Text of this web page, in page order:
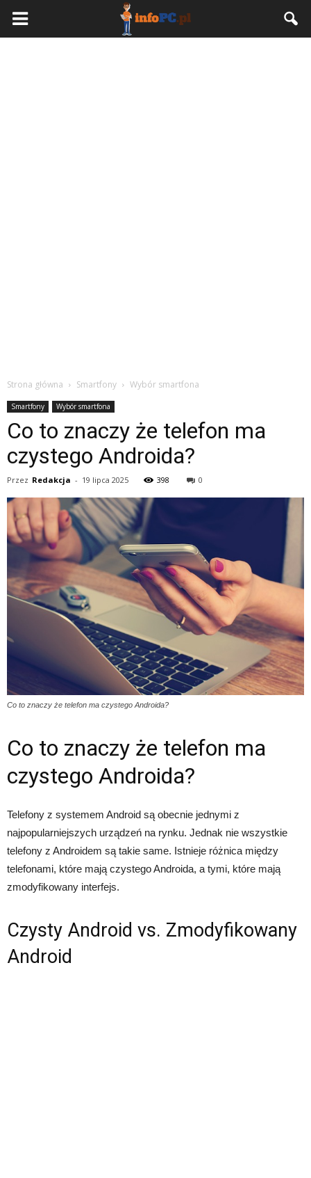
Strona główna Smartfony Wybór smartfona
Smartfony Wybór smartfona
Co to znaczy że telefon ma
czystego Androida?
Przez Redakcja - 19 lipca 2025 398 0
Co to znaczy że telefon ma czystego Androida?
Co to znaczy że telefon ma
czystego Androida?
Telefony z systemem Android są obecnie jednymi z
najpopularniejszych urządzeń na rynku. Jednak nie wszystkie
telefony z Androidem są takie same. Istnieje różnica między
telefonami, które mają czystego Androida, a tymi, które mają
zmodyfikowany interfejs.
Czysty Android vs. Zmodyfikowany
Android